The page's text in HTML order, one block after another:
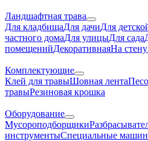
Ландшафтная трава
Для кладбищаДля дачиДля
частного домаДля улицыДля сада
помещенийДекоративнаяНа стену
Комплектующие
Клей для травыШовная лента
травыРезиновая крошка
Оборудование
Мусороподборщики
инструментыСпециальные машин